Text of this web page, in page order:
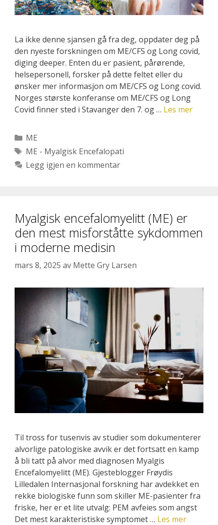
La ikke denne sjansen gå fra deg, oppdater deg på
den nyeste forskningen om ME/CFS og Long covid,
diging deeper. Enten du er pasient, pårørende,
helsepersonell, forsker på dette feltet eller du
ønsker mer informasjon om ME/CFS og Long covid.
Norges største konferanse om ME/CFS og Long
Covid finner sted i Stavanger den 7. og … Les mer
Kategorier
ME
Stikkord
ME - Myalgisk Encefalopati
Legg igjen en kommentar
Myalgisk encefalomyelitt (ME) er
den mest misforståtte sykdommen
i moderne medisin
mars 8, 2025 av Mette Gry Larsen
Til tross for tusenvis av studier som dokumenterer
alvorlige patologiske avvik er det fortsatt en kamp
å bli tatt på alvor med diagnosen Myalgis
Encefalomyelitt (ME). Gjesteblogger Frøydis
Lilledalen Internasjonal forskning har avdekket en
rekke biologiske funn som skiller ME-pasienter fra
friske, her er et lite utvalg: PEM avfeies som angst
Det mest karakteristiske symptomet … Les mer